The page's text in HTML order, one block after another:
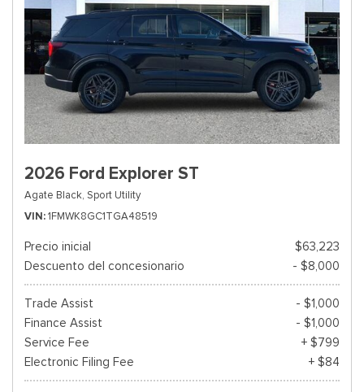
2026 Ford Explorer ST
Agate Black, Sport Utility
VIN 1FMWK8GC1TGA48519
Precio inicial
$63,223
Descuento del concesionario
- $8,000
Trade Assist
- $1,000
Finance Assist
- $1,000
Service Fee
+ $799
Electronic Filing Fee
+ $84